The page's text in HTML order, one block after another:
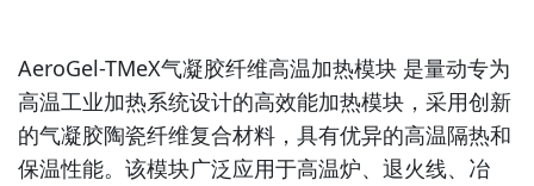
AeroGel-TMeX气凝胶纤维高温加热模块 是量动专为
高温工业加热系统设计的高效能加热模块，采用创新
的气凝胶陶瓷纤维复合材料，具有优异的高温隔热和
保温性能。该模块广泛应用于高温炉、退火线、冶